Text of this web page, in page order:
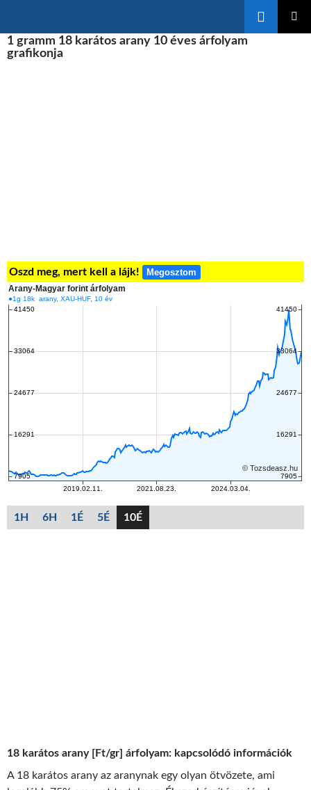
A
TARTALOMBA
1 gramm 18 karátos arany 10 éves árfolyam
grafikonja
Oszd meg, mert kell a lájk! Megosztom
1H 6H 1É 5É 10É
18 karátos arany [Ft/gr] árfolyam: kapcsolódó információk
A 18 karátos arany az aranynak egy olyan ötvözete, ami